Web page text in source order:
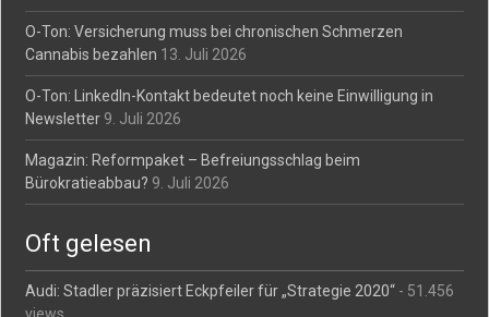
O-Ton: Versicherung muss bei chronischen Schmerzen
Cannabis bezahlen 13. Juli 2026
O-Ton: LinkedIn-Kontakt bedeutet noch keine Einwilligung in
Newsletter 9. Juli 2026
Magazin: Reformpaket – Befreiungsschlag beim
Bürokratieabbau? 9. Juli 2026
Oft gelesen
Audi: Stadler präzisiert Eckpfeiler für „Strategie 2020“ - 51.456
views